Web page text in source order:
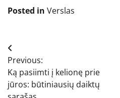
Posted in Verslas
Navigacija
tarp
įrašų
Previous:
Ką pasiimti į kelionę prie
jūros: būtiniausių daiktų